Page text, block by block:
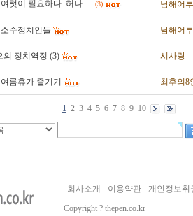
럿이 필요하다. 허나 … (3) 남해어부
수정치인들 남해어부
의 정치역정 (3) 시사랑
름휴가 즐기기 최후의8
1 2 3 4 5 6 7 8 9 10
회사소개 이용약관
개인정보취
Copyright ? thepen.co.kr